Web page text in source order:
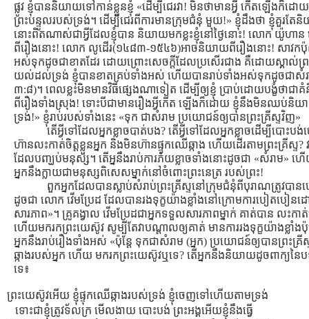
ផ្លូវ ខ្ញុំបាននិយាយទៅកាន់ខ្លួនខ្ញុំ «ដើម្បីជេរវា! មិនថាមានអ្វី កើតឡើងក៏
ព្រះបន្ទូលរបស់ទ្រង់។ ដើម្បីជេរពីការមានក្រុមជំនុំ មួយ!» ខ្ញុំដឹងថា ខ្ញុំគួរតែ
នោះពិតណាស់ជាអ្វីដែលខ្ញុំបាន និយាយមកខ្លះខ្ញុំនៅថ្ងៃនោះ! លោក យ៉ូ
ពីរឿងនោះ! លោក លូដើរ(១៤៨៣-១៥៤៦)អាចនិយាយពីរឿងនោះ! សាវកប៉ុ
អស់ទុកដូចជាខាតដែរ ដោយព្រោះសេចក្តីដែលប្រសើរជាង គឺដោយស្គាល់ព្រ
យល់ដល់ទ្រង់ ខ្ញុំបានខាតគ្រប់ទាំងអស់ ហើយបានរាប់ទាំងអស់ទុកដូចជាសំរ
៣:៨)។ ពេលខ្លះមិនមានវិធីផ្សេងណាទៀត ដើម្បីឲ្យខ្ញុំ ប្រាប់ដោយបង្ខំថាជា
ពីរឿងទាំងស្រុង! ទោះបីជាមានរឿងអ្វីកើត ឡើងក៏ដោយ ខ្ញុំនឹងមិនឈប់និយា
ទ្រង់!» ខ្ញុំរាប់របស់ទាំងនេះ «ទុក ជាសំរាម ប្រយោជន៍ឲ្យបានព្រះគ្រីស្ទវិញ»
តើអ្វីទៅដែលអ្នកខ្លាចបាត់បង? តើអ្វីទៅដែលអ្នកខ្លាចដើម្បីបោះបង់
ហ៊ានលះកាត់ចិត្ដខ្លួនអ្នក និងមិនហ៊ានផ្ទុកឈើឆ្កាង ហើយដើរតាមព្រះគ្រីស្ទ? វ
ដែលបញ្ឃប់មនុស្ស។ តើអ្ននឹងរាប់ការភ័យខ្លាចទាំងនោះដូចជា «សំរាម» ហើ
អ្នកនឹងក្លាយជាមនុស្សពិសេសម្នាក់នៅចំពោះព្រះនេត្រ របស់ព្រះ!
ពួកអ្នកដែលបានស្លាប់សំរាប់ព្រះគ្រីស្ទនៅក្រុមជំនុំពីបុរាណត្រូវបាន
ដូចជា លោក វើមប្រែដ ដែលបានរងទុក្ខយ៉ាងខ្លាំងនៅក្រោមការបៀតបៀន
សារភាព»។ គ្រូគង្វាល វើមប្រែដជាអ្នកទទួលសារភាពម្នាក់ គាត់បាន លះក
ហើយមករកព្រះយេស៊ូវ សូម្បីតែវាបណ្ដាលឲ្យគាត់ មានការរងទុក្ខយ៉ាងខ្លាំង
អ្នកនឹងរាប់រឿងទាំងអស់ «ប៉ុន្ដែ ទុកជាសំរាម (អ្នក) ប្រយោជន៍ឲ្យបានព្រះគ្រីស្
ឆ្កាងរបស់អ្នក ហើយ មករកព្រះយេស៊ូវឬទេ? តើអ្នកនឹងនិយាយដូចពាក្យ
ទេ៖
ព្រះយេស៊ូវអើយ ខ្ញុំផ្ទុកឈើឆ្កាងរបស់ទ្រង់ ខ្ញុំចេញទៅហើយតាមទ្រង់
ទោះជាខ្ញុំត្រូវទ័លក្រ មើលងាយ បោះបង់ ព្រះអង្គអើយខ្ញុំនឹងធ្វើ